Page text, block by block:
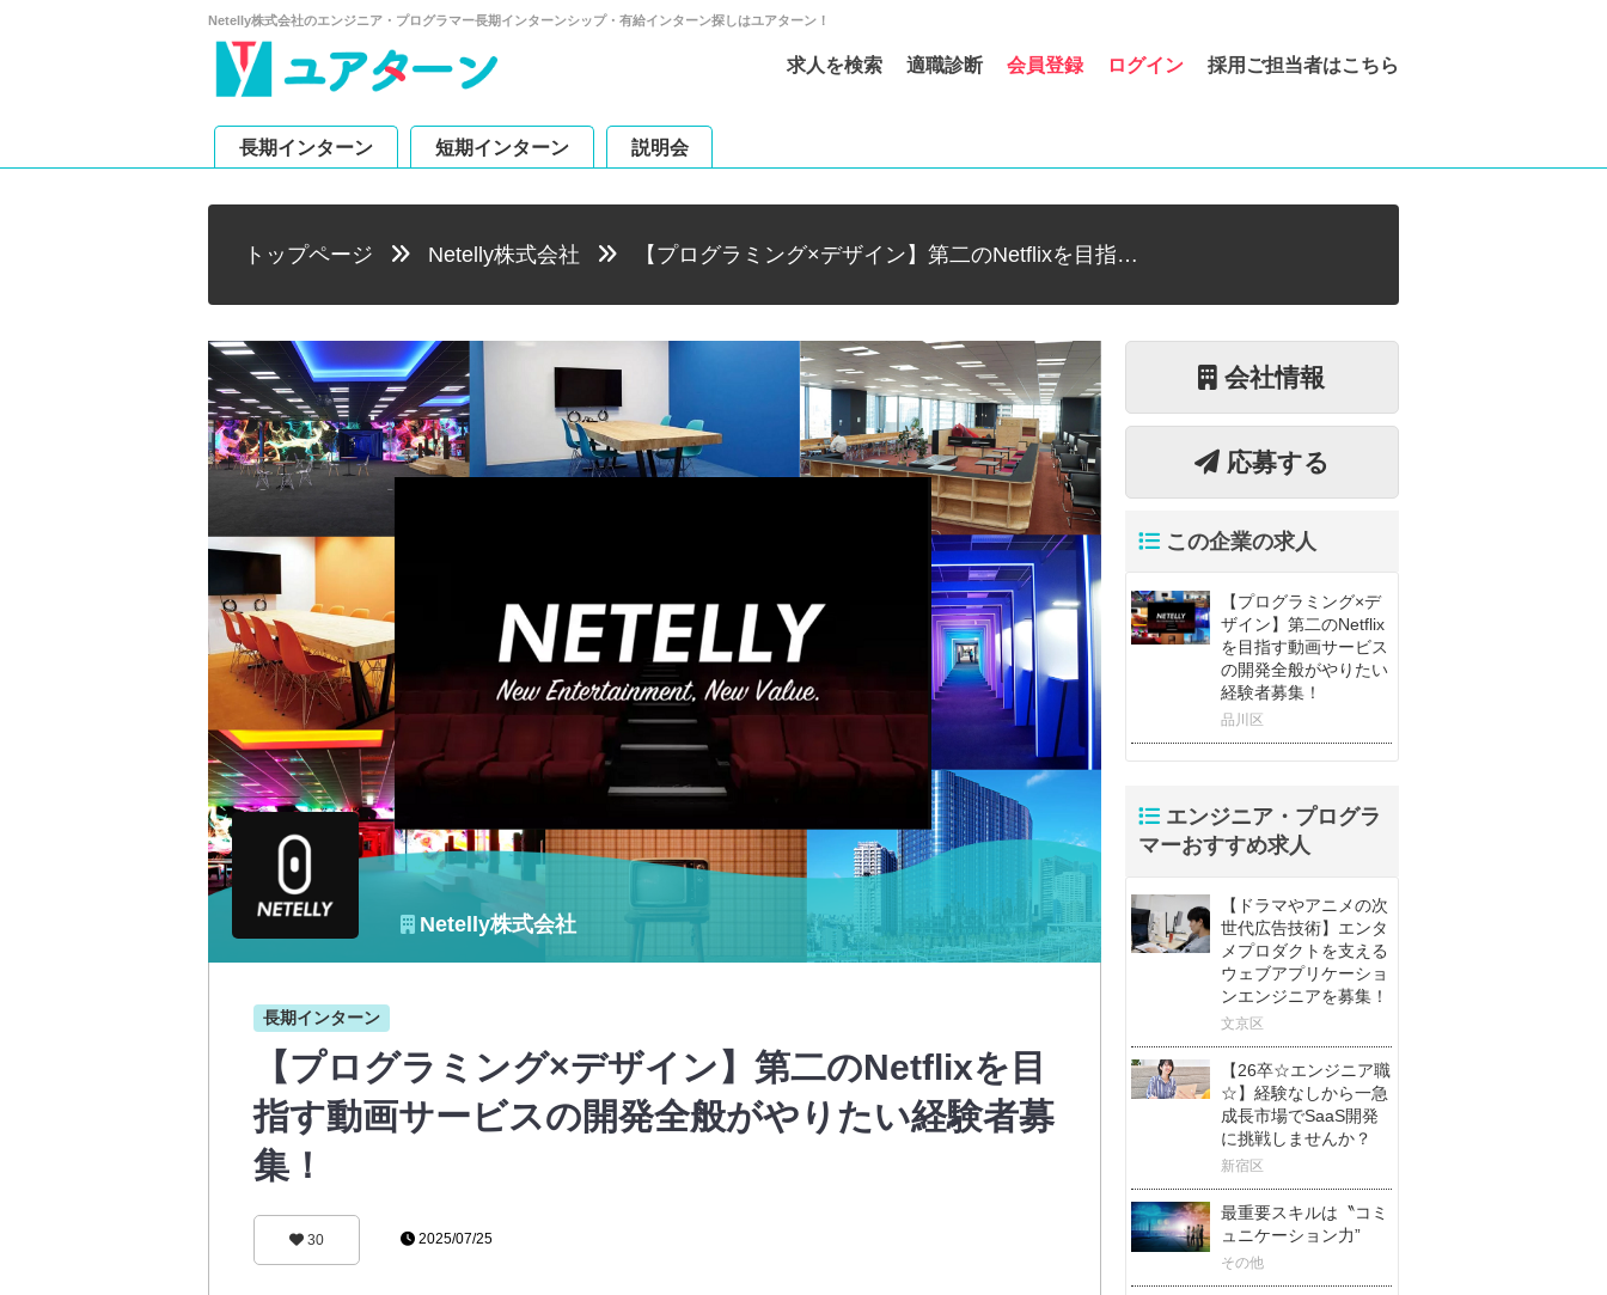
Netelly株式会社のエンジニア・プログラマー長期インターンシップ・有給インターン探しはユアターン！
求人を検索 適職診断 会員登録 ログイン 採用ご担当者はこちら
長期インターン 短期インターン 説明会
トップページ Netelly株式会社 【プログラミング×デザイン】第二のNetflixを目指…
Netelly株式会社
長期インターン
【プログラミング×デザイン】第二のNetflixを目
指す動画サービスの開発全般がやりたい経験者募
集！
30 2025/07/25
会社情報
応募する
この企業の求人
【プログラミング×デ
ザイン】第二のNetflix
を目指す動画サービス
の開発全般がやりたい
経験者募集！
品川区
エンジニア・プログラ
マーおすすめ求人
【ドラマやアニメの次
世代広告技術】エンタ
メプロダクトを支える
ウェブアプリケーショ
ンエンジニアを募集！
文京区
【26卒☆エンジニア職
☆】経験なしから一急
成長市場でSaaS開発
に挑戦しませんか？
新宿区
最重要スキルは〝コミ
ュニケーション力”
その他